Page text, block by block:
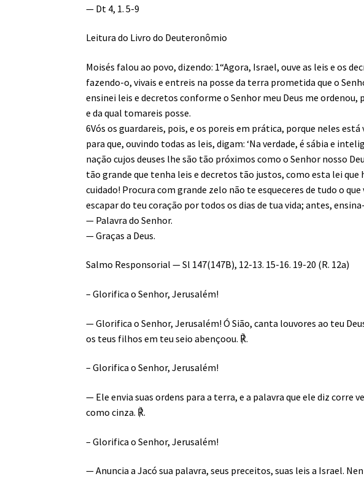
— Dt 4, 1. 5-9
Leitura do Livro do Deuteronômio
Moisés falou ao povo, dizendo: 1“Agora, Israel, ouve as leis e os
fazendo-o, vivais e entreis na posse da terra prometida que o
ensinei leis e decretos conforme o Senhor meu Deus me
e da qual tomareis posse.
6Vós os guardareis, pois, e os poreis em prática, porque neles
para que, ouvindo todas as leis, digam: ‘Na verdade, é sábia e
nação cujos deuses lhe são tão próximos como o Senhor nosso
tão grande que tenha leis e decretos tão justos, como esta lei
cuidado! Procura com grande zelo não te esqueceres de tudo o
escapar do teu coração por todos os dias de tua vida; antes,
— Palavra do Senhor.
— Graças a Deus.
Salmo Responsorial — Sl 147(147B), 12-13. 15-16. 19-20 (R. 12a)
– Glorifica o Senhor, Jerusalém!
— Glorifica o Senhor, Jerusalém! Ó Sião, canta louvores ao teu
os teus filhos em teu seio abençoou. ℟.
– Glorifica o Senhor, Jerusalém!
— Ele envia suas ordens para a terra, e a palavra que ele diz corre
como cinza. ℟.
– Glorifica o Senhor, Jerusalém!
— Anuncia a Jacó sua palavra, seus preceitos, suas leis a Israel.